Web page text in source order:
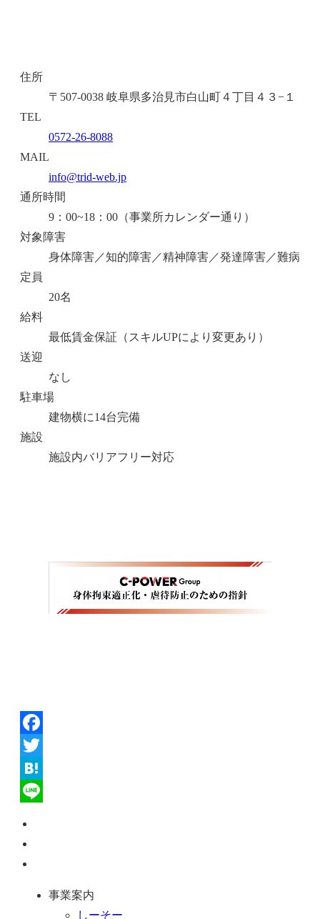
住所
〒507-0038 岐阜県多治見市白山町４丁目４３−１
TEL
0572-26-8088
MAIL
info@trid-web.jp
通所時間
9：00~18：00（事業所カレンダー通り）
対象障害
身体障害／知的障害／精神障害／発達障害／難病
定員
20名
給料
最低賃金保証（スキルUPにより変更あり）
送迎
なし
駐車場
建物横に14台完備
施設
施設内バリアフリー対応
Facebook
Twitter
Hatena
事業案内
しーそー